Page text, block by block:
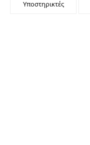
Υποστηρικτές